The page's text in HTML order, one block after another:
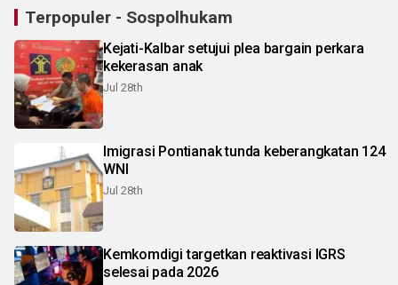
Terpopuler - Sospolhukam
Kejati-Kalbar setujui plea bargain perkara
kekerasan anak
Jul 28th
Imigrasi Pontianak tunda keberangkatan 124
WNI
Jul 28th
Kemkomdigi targetkan reaktivasi IGRS
selesai pada 2026